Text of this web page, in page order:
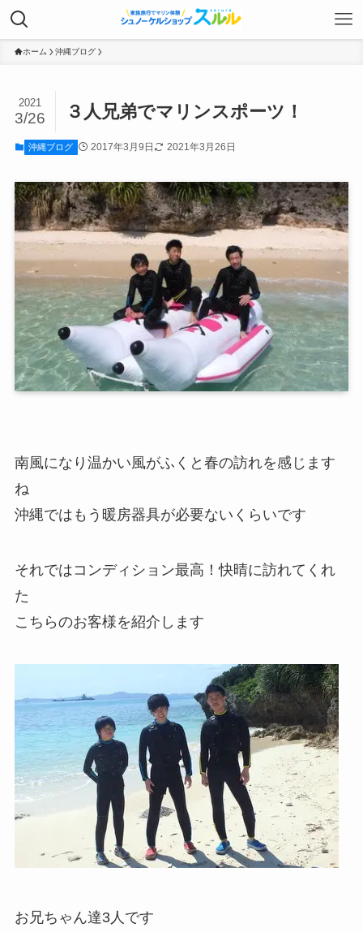
ホーム 沖縄ブログ
３人兄弟でマリンスポーツ！
2021
3/26
沖縄ブログ 2017年3月9日 2021年3月26日
南風になり温かい風がふくと春の訪れを感じます
ね
沖縄ではもう暖房器具が必要ないくらいです
それではコンディション最高！快晴に訪れてくれ
た
こちらのお客様を紹介します
お兄ちゃん達3人です